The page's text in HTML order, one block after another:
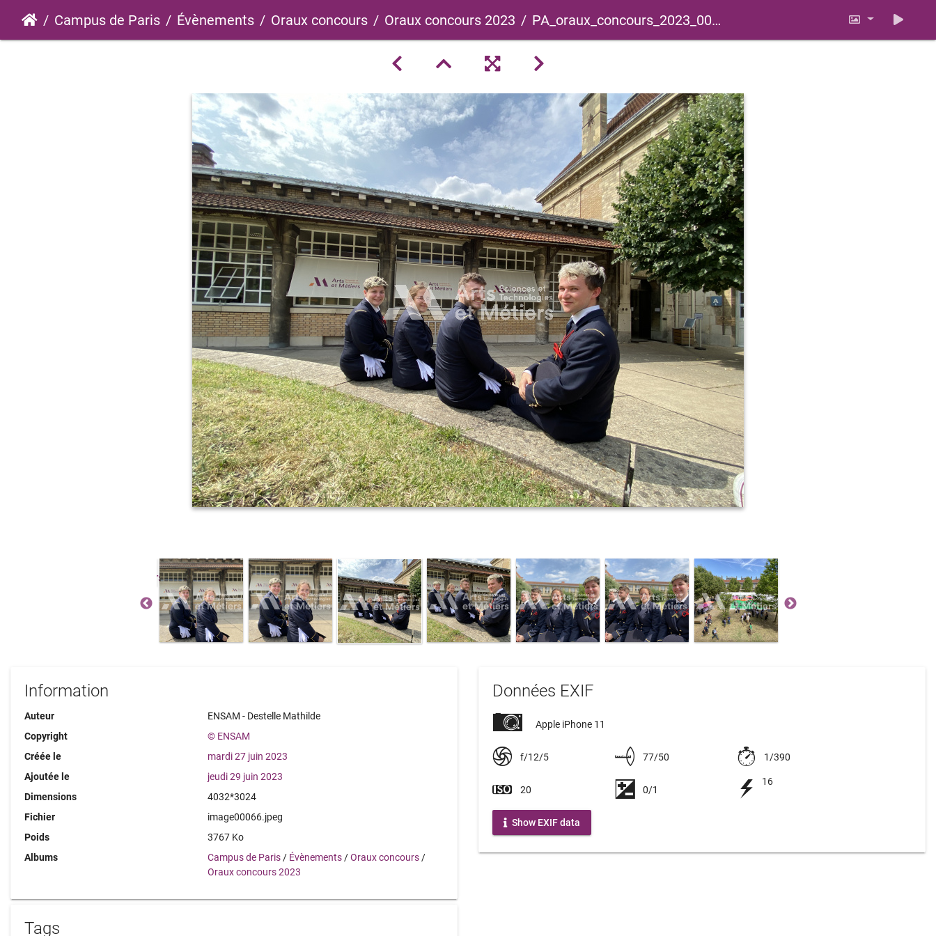
Campus de Paris Évènements Oraux concours Oraux concours 2023 PA_oraux_concours_2023_0066
Information
Auteur
ENSAM - Destelle Mathilde
Copyright
© ENSAM
Créée le
mardi 27 juin 2023
Ajoutée le
jeudi 29 juin 2023
Dimensions
4032*3024
Fichier
image00066.jpeg
Poids
3767 Ko
Albums
Campus de Paris / Évènements /Oraux concours /
Oraux concours 2023
Tags
Données EXIF
Apple iPhone 11
f/12/5 77/50 1/390
20 0/1
16
Show EXIF data